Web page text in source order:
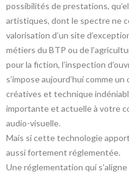
possibilités de prestations,
artistiques, dont le spectre ne
valorisation d’un site
métiers du BTP ou de
pour la fiction, l’inspection
s’impose aujourd’hui comme
créatives et technique
importante et actuelle à votre
audio-visuelle.
Mais si cette technologie
aussi fortement réglementée.
Une réglementation qui